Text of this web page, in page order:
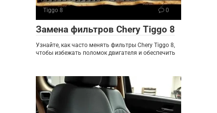
Tiggo 8 0
Замена фильтров Chery Tiggo 8
Узнайте, как часто менять фильтры Chery Tiggo 8,
чтобы избежать поломок двигателя и обеспечить